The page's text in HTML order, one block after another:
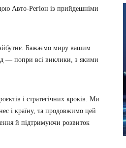
Авто-Регіон із прийдешніми
Бажаємо миру вашим
— попри всі виклики, з якими
і стратегічних кроків. Ми
і країну, та продовжимо цей
й підтримуючи розвиток